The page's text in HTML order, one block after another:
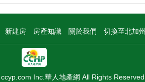
新建房 房產知識 關於我們 切換至北加州
Inc.華人地產網 All Rights Reserved